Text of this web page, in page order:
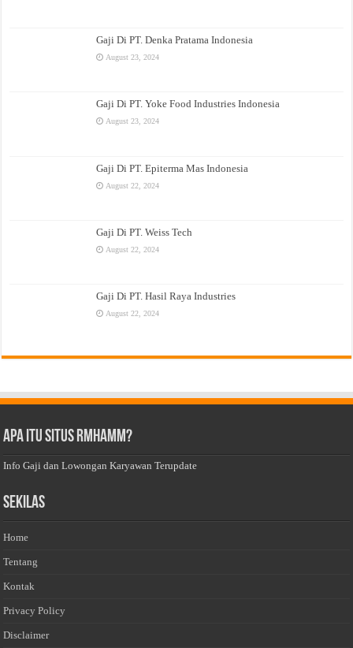
Gaji Di PT. Denka Pratama Indonesia
August 23, 2024
Gaji Di PT. Yoke Food Industries Indonesia
August 23, 2024
Gaji Di PT. Epiterma Mas Indonesia
August 22, 2024
Gaji Di PT. Weiss Tech
August 22, 2024
Gaji Di PT. Hasil Raya Industries
August 22, 2024
Apa Itu Situs Rmhamm?
Info Gaji dan Lowongan Karyawan Terupdate
Sekilas
Home
Tentang
Kontak
Privacy Policy
Disclaimer